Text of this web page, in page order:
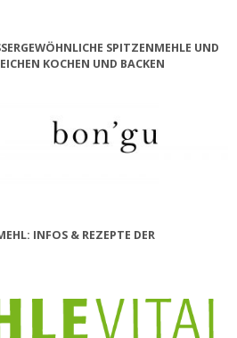
SPITZENMEHLE UND V
KOCHEN UND BACKEN
INFOS & REZEPTE DER